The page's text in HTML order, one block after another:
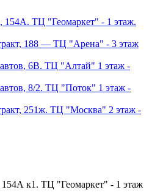
154А. ТЦ "Геомаркет" - 1 этаж.
188 — ТЦ "Арена" - 3 этаж
6В. ТЦ "Алтай" 1 этаж -
8/2. ТЦ "Поток" 1 этаж -
251ж. ТЦ "Москва" 2 этаж -
к1. ТЦ "Геомаркет" - 1 этаж